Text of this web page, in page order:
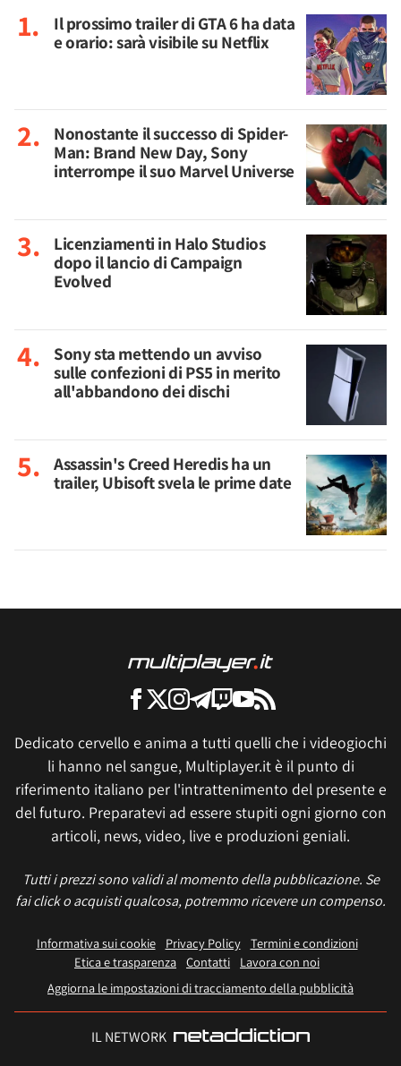
Il prossimo trailer di GTA 6 ha data
e orario: sarà visibile su Netflix
Nonostante il successo di Spider-
Man: Brand New Day, Sony
interrompe il suo Marvel Universe
Licenziamenti in Halo Studios
dopo il lancio di Campaign
Evolved
Sony sta mettendo un avviso
sulle confezioni di PS5 in merito
all'abbandono dei dischi
Assassin's Creed Heredis ha un
trailer, Ubisoft svela le prime date
Dedicato cervello e anima a tutti quelli che i videogiochi
li hanno nel sangue, Multiplayer.it è il punto di
riferimento italiano per l'intrattenimento del presente e
del futuro. Preparatevi ad essere stupiti ogni giorno con
articoli, news, video, live e produzioni geniali.
Tutti i prezzi sono validi al momento della pubblicazione. Se
fai click o acquisti qualcosa, potremmo ricevere un compenso.
Informativa sui cookie Privacy Policy
Termini e condizioni
Etica e trasparenza Contatti
Lavora con noi
Aggiorna le impostazioni di tracciamento della pubblicità
IL NETWORK